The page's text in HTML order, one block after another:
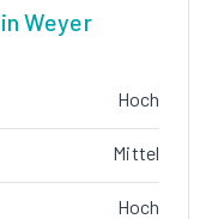
Weyer
Hoch
Mittel
Hoch